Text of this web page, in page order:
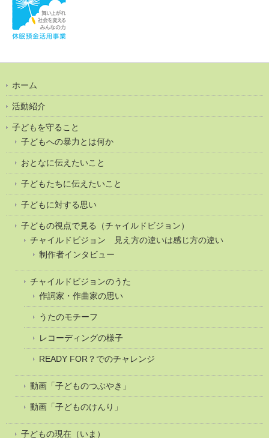
ホーム
活動紹介
子どもを守ること
子どもへの暴力とは何か
おとなに伝えたいこと
子どもたちに伝えたいこと
子どもに対する思い
子どもの視点で見る（チャイルドビジョン）
チャイルドビジョン 見え方の違いは感じ方の違い
制作者インタビュー
チャイルドビジョンのうた
作詞家・作曲家の思い
うたのモチーフ
レコーディングの様子
READY FOR？でのチャレンジ
動画「子どものつぶやき」
動画「子どものけんり」
子どもの現在（いま）